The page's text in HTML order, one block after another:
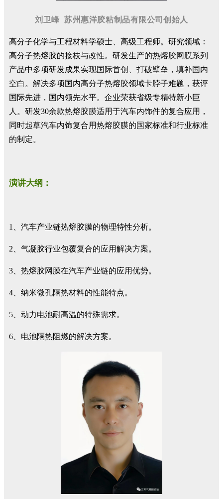
刘卫峰苏州惠洋胶粘制品有限公司创始人
高分子化学与工程材料学硕士、高级工程师。研究领域：
高分子热熔胶的接枝与改性。研发生产的热熔胶网膜系列
产品中多项研发成果实现国际首创、打破壁垒，填补国内
空白。解决多项国内高分子热熔胶领域卡脖子难题，获评
国际先进，国内领先水平。企业荣获省级专精特新小巨
人。研发30余款热熔胶膜适用于汽车内饰件的复合应用，
同时起草汽车内饰复合用热熔胶膜的国家标准和行业标准
的制定。
演讲大纲：
1、汽车产业链热熔胶膜的物理特性分析。
2、气凝胶行业包覆复合的应用解决方案。
3、热熔胶网膜在汽车产业链的应用优势。
4、纳米微孔隔热材料的性能特点。
5、动力电池耐高温的特殊需求。
6、电池隔热阻燃的解决方案。